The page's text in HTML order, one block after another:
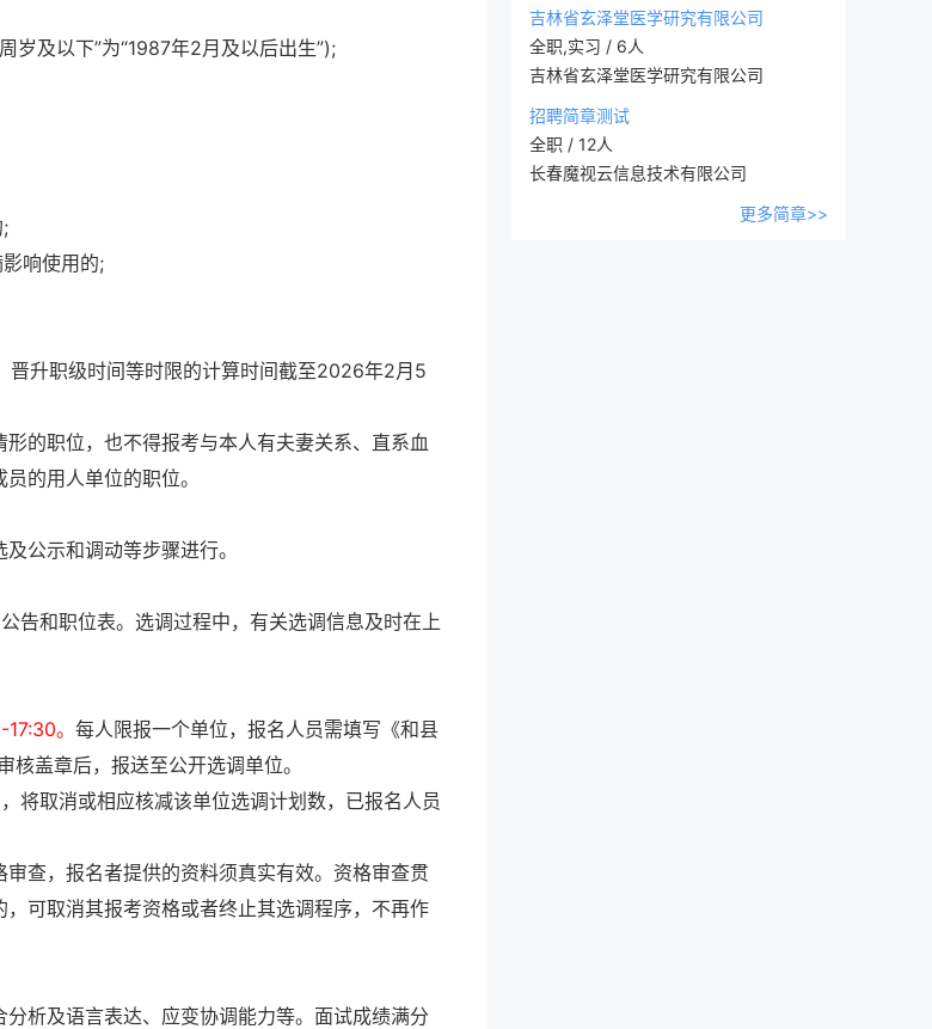
吉林省玄泽堂医学研究有限公司
全职,实习 / 6人
吉林省玄泽堂医学研究有限公司
招聘简章测试
全职 / 12人
长春魔视云信息技术有限公司
更多简章>>
岁及以下”为“1987年2月及以后出生”);
响使用的;
升职级时间等时限的计算时间截至2026年2月5
的职位，也不得报考与本人有夫妻关系、直系血
的用人单位的职位。
公示和调动等步骤进行。
和职位表。选调过程中，有关选调信息及时在上
。 每人限报一个单位，报名人员需填写《和县
盖章后，报送至公开选调单位。
将取消或相应核减该单位选调计划数，已报名人员
查，报名者提供的资料须真实有效。资格审查贯
可取消其报考资格或者终止其选调程序，不再作
析及语言表达、应变协调能力等。面试成绩满分